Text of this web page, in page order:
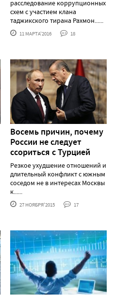
расследование коррупционных
схем с участием клана
таджикского тирана Рахмон......
11 МАРТА'2016 18
Восемь причин, почему
России не следует
ссориться с Турцией
Резкое ухудшение отношений и
длительный конфликт с южным
соседом не в интересах Москвы
к......
27 НОЯБРЯ'2015 17